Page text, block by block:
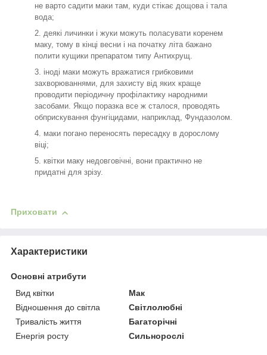
не варто садити маки там, куди стікає дощова і тала
вода;
деякі личинки і жуки можуть поласувати коренем
маку, тому в кінці весни і на початку літа бажано
полити кущики препаратом типу Антихрущ.
іноді маки можуть вражатися грибковими
захворюваннями, для захисту від яких краще
проводити періодичну профілактику народними
засобами. Якщо поразка все ж сталося, проводять
обприскування фунгіцидами, наприклад, Фундазолом.
маки погано переносять пересадку в дорослому
віці;
квітки маку недовговічні, вони практично не
придатні для зрізу.
Приховати
Характеристики
Основні атрибути
Вид квітки
Мак
Відношення до світла
Світлолюбні
Тривалість життя
Багаторічні
Енергія росту
Сильнорослі